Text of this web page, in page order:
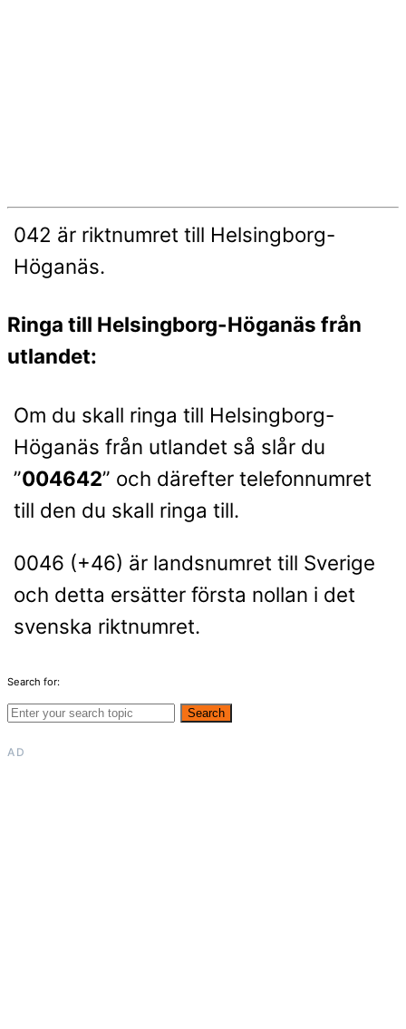
042 är riktnumret till Helsingborg-
Höganäs.
Ringa till Helsingborg-Höganäs från
utlandet:
Om du skall ringa till Helsingborg-
Höganäs från utlandet så slår du
”004642” och därefter telefonnumret
till den du skall ringa till.
0046 (+46) är landsnumret till Sverige
och detta ersätter första nollan i det
svenska riktnumret.
Search for:
Search
AD